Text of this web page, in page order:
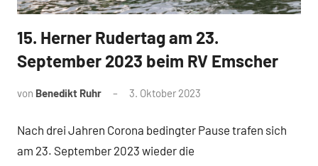
News
15. Herner Rudertag am 23.
September 2023 beim RV Emscher
von Benedikt Ruhr 3. Oktober 2023
Nach drei Jahren Corona bedingter Pause trafen sich
am 23. September 2023 wieder die